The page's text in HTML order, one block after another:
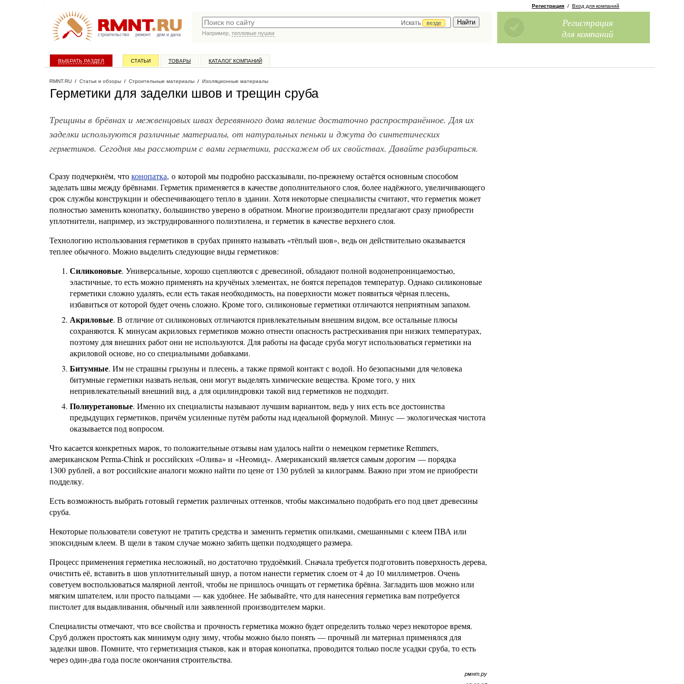
строительство ремонт дом и дача
Искать
везде
Например, тепловые пушки
Регистрация / Вход для компаний
Регистрация
для компаний
ВЫБРАТЬ РАЗДЕЛ СТАТЬИ ТОВАРЫ КАТАЛОГ КОМПАНИЙ
RMNT.RU / Статьи и обзоры / Строительные материалы / Изоляционные материалы
Герметики для заделки швов и трещин сруба
Трещины в брёвнах и межвенцовых швах деревянного дома явление достаточно распространённое. Для их
заделки используются различные материалы, от натуральных пеньки и джута до синтетических
герметиков. Сегодня мы рассмотрим с вами герметики, расскажем об их свойствах. Давайте разбираться.
Сразу подчеркнём, чтоконопатка, о которой мы подробно рассказывали, по-прежнему остаётся основным способом
заделать швы между брёвнами. Герметик применяется в качестве дополнительного слоя, более надёжного, увеличивающего
срок службы конструкции и обеспечивающего тепло в здании. Хотя некоторые специалисты считают, что герметик может
полностью заменить конопатку, большинство уверено в обратном. Многие производители предлагают сразу приобрести
уплотнители, например, из экструдированного полиэтилена, и герметик в качестве верхнего слоя.
Технологию использования герметиков в срубах принято называть «тёплый шов», ведь он действительно оказывается
теплее обычного. Можно выделить следующие виды герметиков:
Силиконовые. Универсальные, хорошо сцепляются с древесиной, обладают полной водонепроницаемостью,
эластичные, то есть можно применять на кручёных элементах, не боятся перепадов температур. Однако силиконовые
герметики сложно удалять, если есть такая необходимость, на поверхности может появиться чёрная плесень,
избавиться от которой будет очень сложно. Кроме того, силиконовые герметики отличаются неприятным запахом.
Акриловые. В отличие от силиконовых отличаются привлекательным внешним видом, все остальные плюсы
сохраняются. К минусам акриловых герметиков можно отнести опасность растрескивания при низких температурах,
поэтому для внешних работ они не используются. Для работы на фасаде сруба могут использоваться герметики на
акриловой основе, но со специальными добавками.
Битумные. Им не страшны грызуны и плесень, а также прямой контакт с водой. Но безопасными для человека
битумные герметики назвать нельзя, они могут выделять химические вещества. Кроме того, у них
непривлекательный внешний вид, а для оцилиндровки такой вид герметиков не подходит.
Полиуретановые. Именно их специалисты называют лучшим вариантом, ведь у них есть все достоинства
предыдущих герметиков, причём усиленные путём работы над идеальной формулой. Минус — экологическая чистота
оказывается под вопросом.
Что касается конкретных марок, то положительные отзывы нам удалось найти о немецком герметике Remmers,
американском Perma-Chink и российских «Олива» и «Неомид». Американский является самым дорогим — порядка
1300 рублей, а вот российские аналоги можно найти по цене от 130 рублей за килограмм. Важно при этом не приобрести
подделку.
Есть возможность выбрать готовый герметик различных оттенков, чтобы максимально подобрать его под цвет древесины
сруба.
Некоторые пользователи советуют не тратить средства и заменить герметик опилками, смешанными с клеем ПВА или
эпоксидным клеем. В щели в таком случае можно забить щепки подходящего размера.
Процесс применения герметика несложный, но достаточно трудоёмкий. Сначала требуется подготовить поверхность дерева,
очистить её, вставить в шов уплотнительный шнур, а потом нанести герметик слоем от 4 до 10 миллиметров. Очень
советуем воспользоваться малярной лентой, чтобы не пришлось очищать от герметика брёвна. Загладить шов можно или
мягким шпателем, или просто пальцами — как удобнее. Не забывайте, что для нанесения герметика вам потребуется
пистолет для выдавливания, обычный или заявленной производителем марки.
Специалисты отмечают, что все свойства и прочность герметика можно будет определить только через некоторое время.
Сруб должен простоять как минимум одну зиму, чтобы можно было понять — прочный ли материал применялся для
заделки швов. Помните, что герметизация стыков, как и вторая конопатка, проводится только после усадки сруба, то есть
через один-два года после окончания строительства.
рмнт.ру